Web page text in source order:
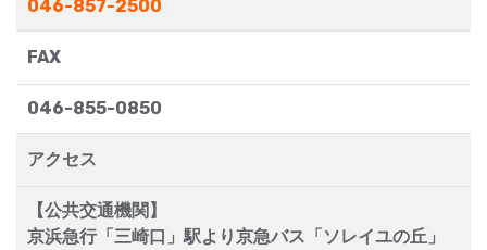
046-857-2500
FAX
046-855-0850
アクセス
【公共交通機関】
京浜急行「三崎口」駅より京急バス「ソレイユの丘」